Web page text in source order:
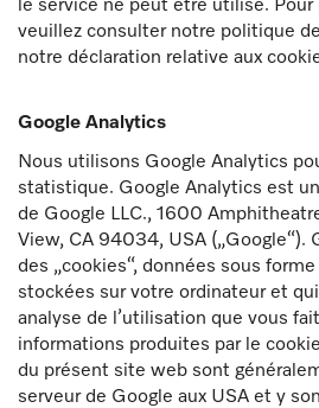
le service ne peut être utilisé. Pour
veuillez consulter notre politique
notre déclaration relative aux
Google Analytics
Nous utilisons Google Analytics
statistique. Google Analytics est
de Google LLC., 1600
View, CA 94034, USA („Google“).
des „cookies“, données sous
stockées sur votre ordinateur et
analyse de l’utilisation que vous
informations produites par le
du présent site web sont
serveur de Google aux USA et y